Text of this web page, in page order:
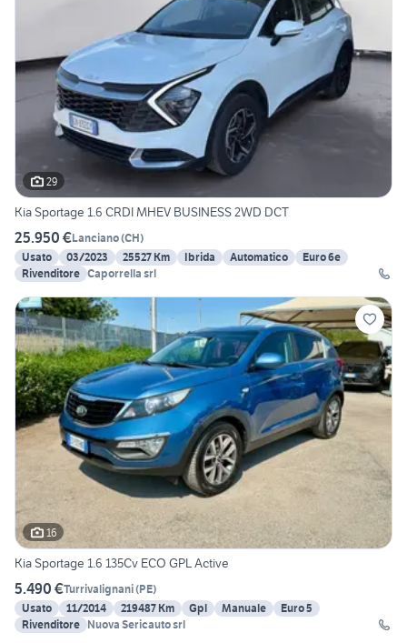
29
Kia Sportage 1.6 CRDI MHEV BUSINESS 2WD DCT
25.950 €Lanciano(CH)
Usato
03/2023 25527 Km Ibrida Automatico
Euro 6e
Rivenditore Caporrella srl
16
Kia Sportage 1.6 135Cv ECO GPL Active
5.490 €Turrivalignani(PE)
Usato
11/2014 219487 Km Gpl Manuale
Euro 5
Rivenditore Nuova Sericauto srl